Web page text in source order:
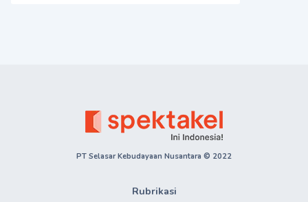
PT Selasar Kebudayaan Nusantara © 2022
Rubrikasi